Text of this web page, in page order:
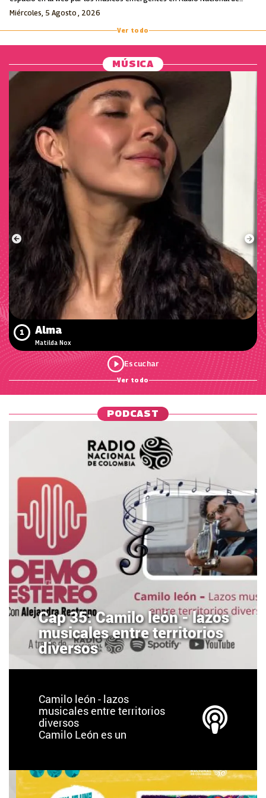
Colombia.
Miércoles, 5 Agosto , 2026
Ver todo
MÚSICA
1
Matilda Nox
Alma
Ver todo
PODCAST
Cap 35: Camilo león - lazos
musicales entre territorios
diversos
Camilo león - lazos
musicales entre territorios
diversos
Camilo León es un
Desde los 10 años salió de
Colombia, ha vivido,
estudiado y adquirido